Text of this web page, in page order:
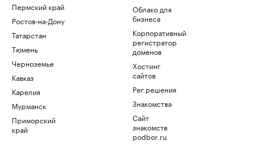
Пермский край
Ростов-на-Дону
Татарстан
Тюмень
Черноземье
Кавказ
Карелия
Мурманск
Приморский
край
Облако для
бизнеса
Корпоративный
регистратор
доменов
Хостинг
сайтов
Рег.решения
Знакомства
Сайт
знакомств
podbor.ru